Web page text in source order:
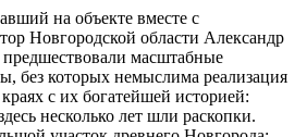
на объекте вместе с
Новгородской области Александр
предшествовали масштабные
без которых немыслима реализация
с их богатейшей историей:
несколько лет шли раскопки.